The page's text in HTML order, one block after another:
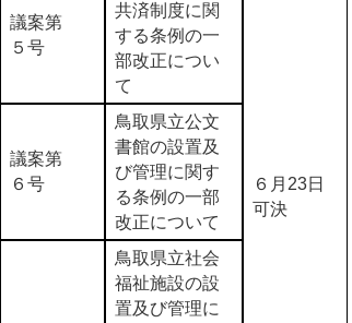
６月23日
可決
議案第
５号
共済制度に関
する条例の一
部改正につい
て
議案第
６号
鳥取県立公文
書館の設置及
び管理に関す
る条例の一部
改正について
鳥取県立社会
福祉施設の設
置及び管理に